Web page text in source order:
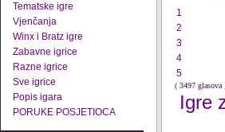
Tematske igre
Vjenčanja
Winx i Bratz igre
Zabavne igrice
Razne igrice
Sve igrice
Popis igara
PORUKE POSJETIOCA
1
2
3
4
5
( 3497 glasova
Igre